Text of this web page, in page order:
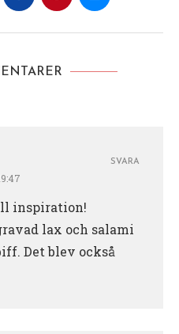
inspiration!
lax och salami
Det blev också
SVARA